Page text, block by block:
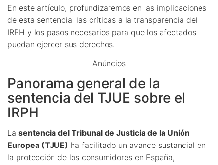
En este artículo, profundizaremos en las implicaciones
de esta sentencia, las críticas a la transparencia del
IRPH y los pasos necesarios para que los afectados
puedan ejercer sus derechos.
Anúncios
Panorama general de la
sentencia del TJUE sobre el
IRPH
La sentencia del Tribunal de Justicia de la Unión
Europea (TJUE) ha facilitado un avance sustancial en
la protección de los consumidores en España,